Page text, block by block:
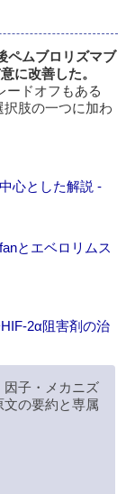
ペムブロリズマブ
に改善した。
ードオフもある
肢の一つに加わ
心とした解説 -
とエベロリムス
2α阻害剤の治
子・メカニズ
文の要約と専属